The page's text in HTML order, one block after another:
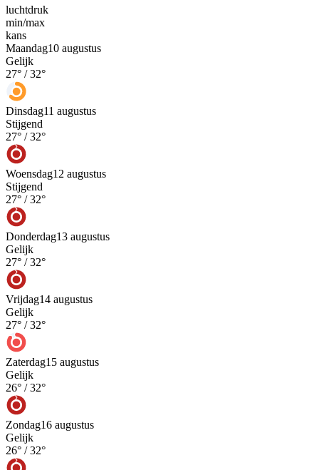
luchtdruk
min/max
kans
Maandag10 augustus
Gelijk
27° /32°
Dinsdag11 augustus
Stijgend
27° /32°
Woensdag12 augustus
Stijgend
27° /32°
Donderdag13 augustus
Gelijk
27° /32°
Vrijdag14 augustus
Gelijk
27° /32°
Zaterdag15 augustus
Gelijk
26° /32°
Zondag16 augustus
Gelijk
26° /32°